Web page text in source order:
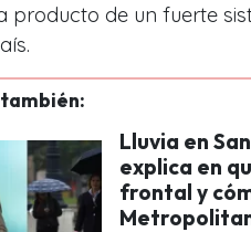
producto de un fuerte
Lluvia en
explica en
frontal y